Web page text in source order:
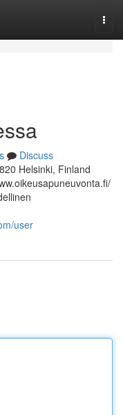
Discuss
Helsinki, Finland
user